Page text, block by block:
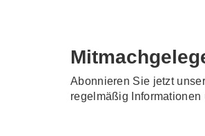
Abonnieren Sie jetzt
regelmäßig Informationen